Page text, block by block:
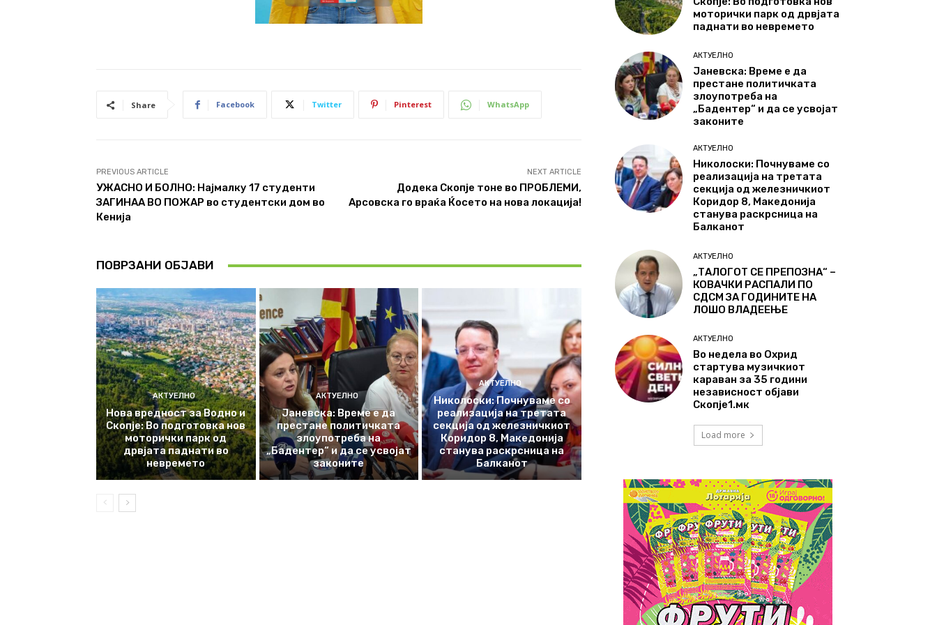
Share Facebook Twitter Pinterest WhatsApp
PREVIOUS ARTICLE
УЖАСНО И БОЛНО: Најмалку 17 студенти
ЗАГИНАА ВО ПОЖАР во студентски дом во
Кенија
NEXT ARTICLE
Додека Скопје тоне во ПРОБЛЕМИ,
Арсовска го враќа Ќосето на нова локација!
ПОВРЗАНИ ОБЈАВИ
АКТУЕЛНО
Нова вредност за Водно и
Скопје: Во подготовка нов
моторички парк од
дрвјата паднати во
невремето
АКТУЕЛНО
Јаневска: Време е да
престане политичката
злоупотреба на
„Бадентер“ и да се усвојат
законите
АКТУЕЛНО
Николоски: Почнуваме со
реализација на третата
секција од железничкиот
Коридор 8, Македонија
станува раскрсница на
Балканот
моторички парк од дрвјата
паднати во невремето
АКТУЕЛНО
Јаневска: Време е да
престане политичката
злоупотреба на
„Бадентер“ и да се усвојат
законите
АКТУЕЛНО
Николоски: Почнуваме со
реализација на третата
секција од железничкиот
Коридор 8, Македонија
станува раскрсница на
Балканот
АКТУЕЛНО
„ТАЛОГОТ СЕ ПРЕПОЗНА“ –
КОВАЧКИ РАСПАЛИ ПО
СДСМ ЗА ГОДИНИТЕ НА
ЛОШО ВЛАДЕЕЊЕ
АКТУЕЛНО
Во недела во Охрид
стартува музичкиот
караван за 35 години
независност објави
Скопје1.мк
Load more